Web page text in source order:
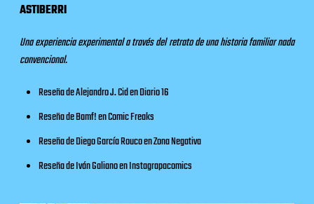
ASTIBERRI
Una experiencia experimental a través del retrato de una historia familiar nada
convencional.
Reseña de Alejandro J. Cid enDiario 16
Reseña de Bamf! enComic Freaks
Reseña de Diego García Rouco enZona Negativa
Reseña de Iván Galiano enInstagrapacomics